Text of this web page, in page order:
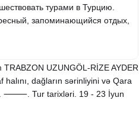
турами в Турцию.
запоминающийся отдых,
UZUNGÖL-RİZE AYDER
dağların sərinliyini və Qara
⸻. Tur tarixləri. 19 - 23 İyun